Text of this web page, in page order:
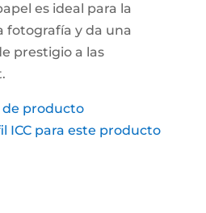
es ideal para la
fotografía y da una
prestigio a las
de producto
ICC para este producto